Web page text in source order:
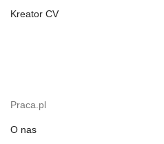
Kreator CV
Praca.pl
O nas